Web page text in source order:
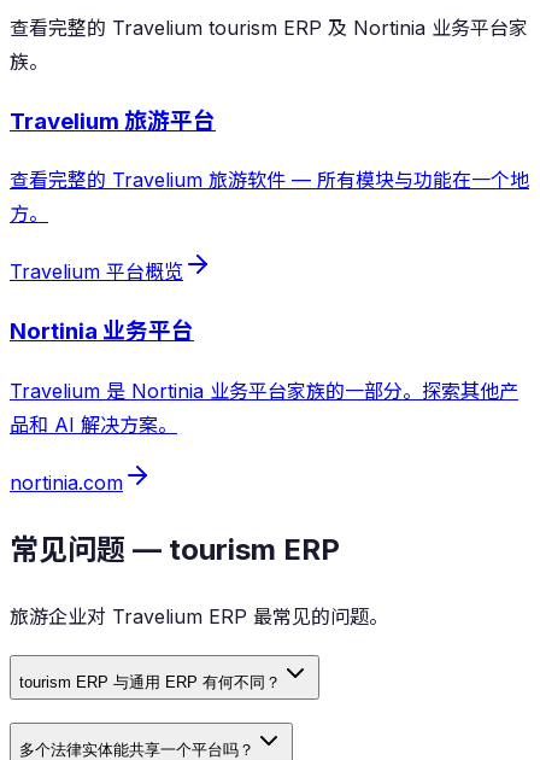
查看完整的 Travelium tourism ERP 及 Nortinia 业务平台家
族。
Travelium 旅游平台
查看完整的 Travelium 旅游软件 — 所有模块与功能在一个地
方。
Travelium 平台概览
Nortinia 业务平台
Travelium 是 Nortinia 业务平台家族的一部分。探索其他产
品和 AI 解决方案。
nortinia.com
常见问题 — tourism ERP
旅游企业对 Travelium ERP 最常见的问题。
tourism ERP 与通用 ERP 有何不同？
多个法律实体能共享一个平台吗？